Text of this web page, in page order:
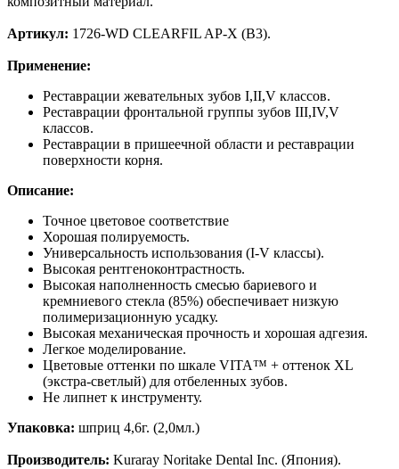
Артикул: 1726-WD CLEARFIL AP-X (В3).
Применение:
Реставрации жевательных зубов I,II,V классов.
Реставрации фронтальной группы зубов III,IV,V
классов.
Реставрации в пришеечной области и реставрации
поверхности корня.
Описание:
Точное цветовое соответствие
Хорошая полируемость.
Универсальность использования (I-V классы).
Высокая рентгеноконтрастность.
Высокая наполненность смесью бариевого и
кремниевого стекла (85%) обеспечивает низкую
полимеризационную усадку.
Высокая механическая прочность и хорошая адгезия.
Легкое моделирование.
Цветовые оттенки по шкале VITA™ + оттенок XL
(экстра-светлый) для отбеленных зубов.
Не липнет к инструменту.
Упаковка: шприц 4,6г. (2,0мл.)
Производитель: Kuraray Noritake Dental Inc. (Япония).